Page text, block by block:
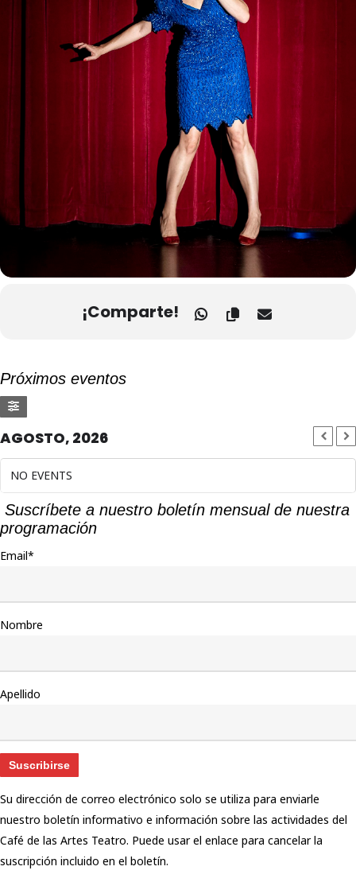
¡Comparte!
Próximos eventos
AGOSTO, 2026
NO EVENTS
Suscríbete a nuestro boletín mensual de nuestra
programación
Email*
Nombre
Apellido
Su dirección de correo electrónico solo se utiliza para enviarle
nuestro boletín informativo e información sobre las actividades del
Café de las Artes Teatro. Puede usar el enlace para cancelar la
suscripción incluido en el boletín.